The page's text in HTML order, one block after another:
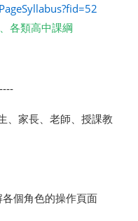
各類高中課綱
、家長、老師、授課教
個角色的操作頁面